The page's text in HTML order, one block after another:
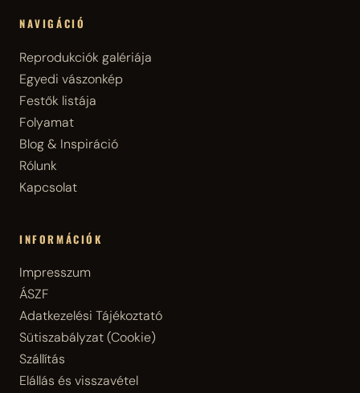
NAVIGÁCIÓ
Reprodukciók galériája
Egyedi vászonkép
Festők listája
Folyamat
Blog & Inspiráció
Rólunk
Kapcsolat
INFORMÁCIÓK
Impresszum
ÁSZF
Adatkezelési Tájékoztató
Sütiszabályzat (Cookie)
Szállítás
Elállás és visszavétel